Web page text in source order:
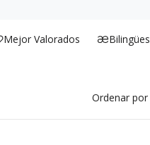
Mejor Valorados Bilingües
Ordenar por